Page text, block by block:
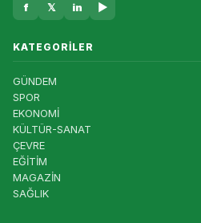
f 𝕏 in ▶
KATEGORILER
GÜNDEM
SPOR
EKONOMİ
KÜLTÜR-SANAT
ÇEVRE
EĞİTİM
MAGAZİN
SAĞLIK